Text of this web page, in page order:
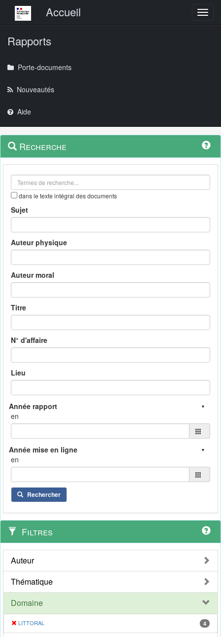
Menu principalAccueil
Rapports
Porte-documents
Nouveautés
Aide
Navigation
outils
Menu
contextuel
Recherche
dans le texte intégral des documents
Sujet
Auteur physique
Auteur moral
Titre
N° d'affaire
Lieu
en
en
Rechercher
Filtres
Auteur
Thématique
Domaine
LITTORAL 4